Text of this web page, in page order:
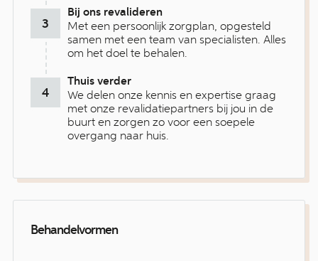
Bij ons revalideren
Met een persoonlijk zorgplan, opgesteld
samen met een team van specialisten. Alles
om het doel te behalen.
Thuis verder
We delen onze kennis en expertise graag
met onze revalidatiepartners bij jou in de
buurt en zorgen zo voor een soepele
overgang naar huis.
Behandelvormen